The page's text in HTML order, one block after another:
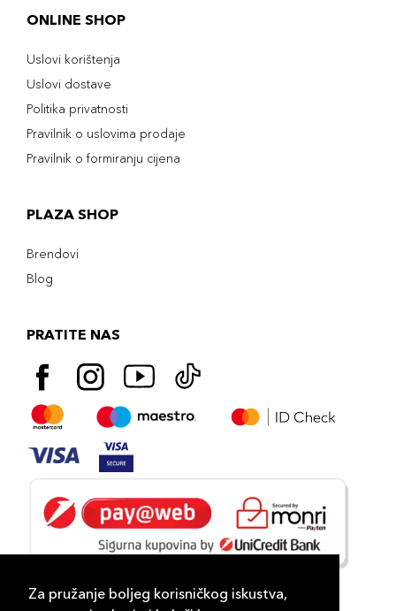
Za pružanje boljeg korisničkog iskustva,
ONLINE SHOP
Uslovi korištenja
Uslovi dostave
Politika privatnosti
Pravilnik o uslovima prodaje
Pravilnik o formiranju cijena
PLAZA SHOP
Brendovi
Blog
PRATITE NAS